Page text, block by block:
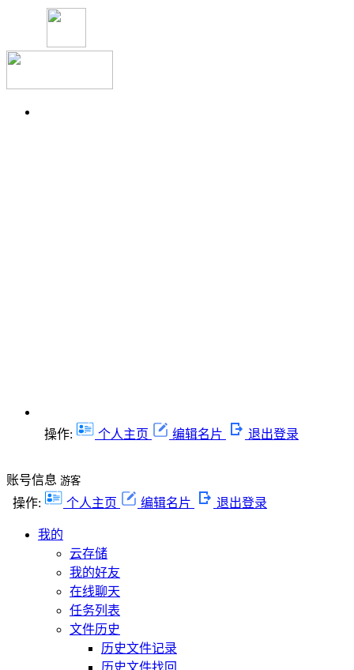
操作: 个人主页 编辑名片 退出登录
账号信息 游客
操作: 个人主页 编辑名片 退出登录
我的
云存储
我的好友
在线聊天
任务列表
文件历史
历史文件记录
历史文件找回